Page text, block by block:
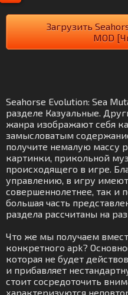
Загрузить
MOD
Seahorse Evolution: Sea
разделе Казуальные.
жанра изображают себя
замысловатым
получите немалую массу
картинки, прикольной
происходящего в игре.
управлению, в игру
совершеннолетнее, так и
большая часть
раздела рассчитаны на
Что же мы получаем
конкретного apk?
которая не будет
и прибавляет
стоит сосредоточить
характеризуются